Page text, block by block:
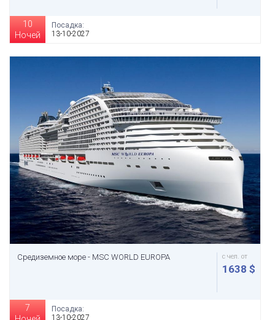
10
Ночей
Посадка:
13-10-2027
Средиземное море - MSC WORLD EUROPA с чел. от
1638 $
7
Посадка:
13-10-2027